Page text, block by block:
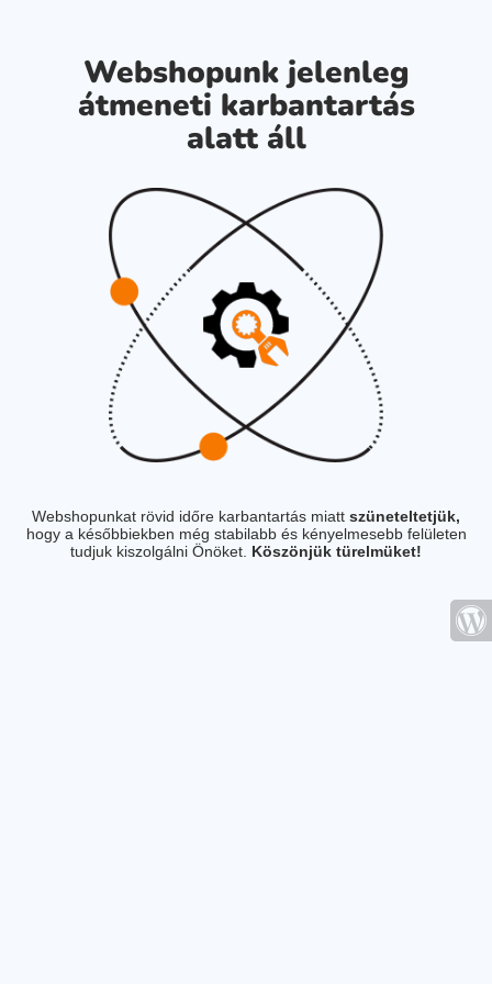
Webshopunk jelenleg
átmeneti karbantartás
alatt áll
Webshopunkat rövid időre karbantartás miatt szüneteltetjük,
hogy a későbbiekben még stabilabb és kényelmesebb felületen
tudjuk kiszolgálni Önöket. Köszönjük türelmüket!